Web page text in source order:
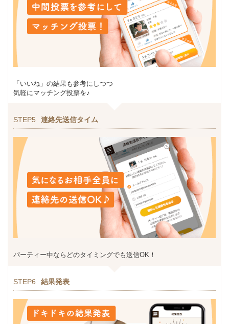
「いいね」の結果も参考にしつつ
気軽にマッチング投票を♪
STEP5 連絡先送信タイム
パーティー中ならどのタイミングでも送信OK！
STEP6 結果発表